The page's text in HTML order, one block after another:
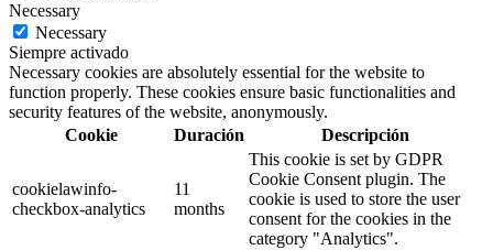
Necessary
Necessary
Siempre activado
Necessary cookies are absolutely essential for the website to
function properly. These cookies ensure basic functionalities and
security features of the website, anonymously.
Cookie
Duración Descripción
cookielawinfo-
checkbox-analytics
11
months
This cookie is set by GDPR
Cookie Consent plugin. The
cookie is used to store the user
consent for the cookies in the
category "Analytics".